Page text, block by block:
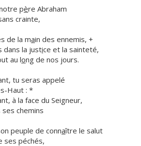
père Abraham
crainte,
de la main des ennemis, +
dans la justice et la sainteté,
au long de nos jours.
tu seras appelé
Haut : *
à la face du Seigneur,
ses chemins
peuple de connaître le salut
ses péchés,